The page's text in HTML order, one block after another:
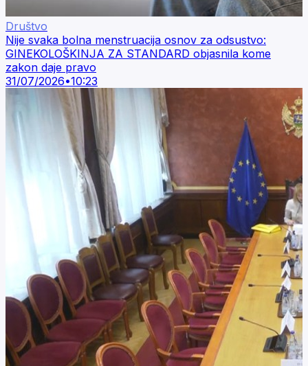
Društvo
Nije svaka bolna menstruacija osnov za odsustvo:
GINEKOLOŠKINJA ZA STANDARD objasnila kome
zakon daje pravo
31/07/2026•10:23